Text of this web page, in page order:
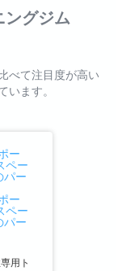
ングジム
べて注目度が高い
います。
用ト